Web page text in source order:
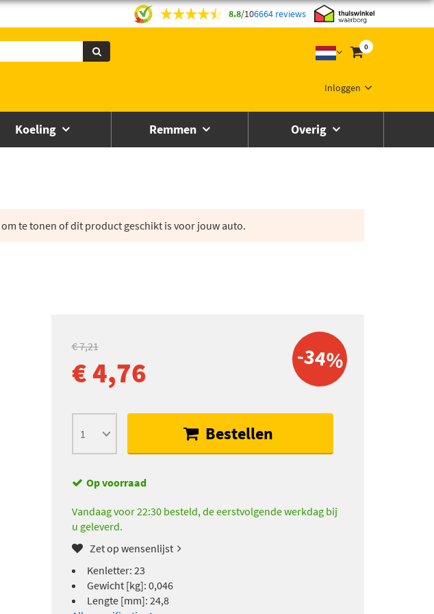
8.8/106664 reviews
0
Inloggen
Koeling Remmen Overig
om te tonen of dit product geschikt is voor jouw auto.
-34%
€ 7,21
€ 4,76
Bestellen
Op voorraad
Vandaag voor 22:30 besteld, de eerstvolgende werkdag bij
u geleverd.
Zet op wensenlijst
Kenletter: 23
Gewicht [kg]: 0,046
Lengte [mm]: 24,8